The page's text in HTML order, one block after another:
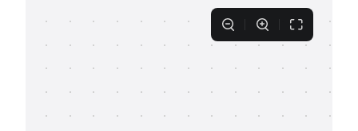
私有化部署